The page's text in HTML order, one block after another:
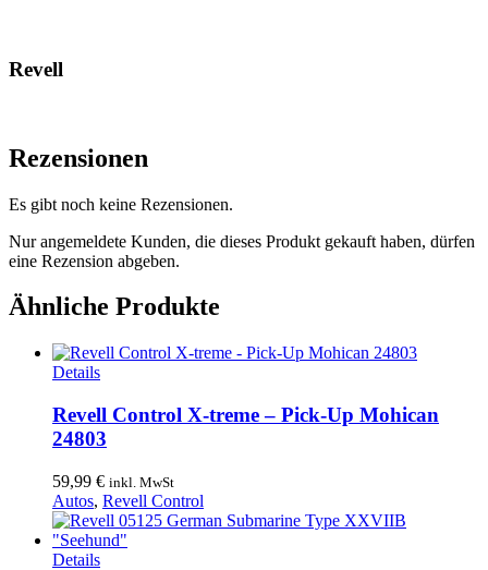
Revell
Rezensionen
Es gibt noch keine Rezensionen.
Nur angemeldete Kunden, die dieses Produkt gekauft haben, dürfen
eine Rezension abgeben.
Ähnliche Produkte
Details
Revell Control X-treme – Pick-Up Mohican
24803
59,99 € inkl. MwSt
Autos, Revell Control
Details